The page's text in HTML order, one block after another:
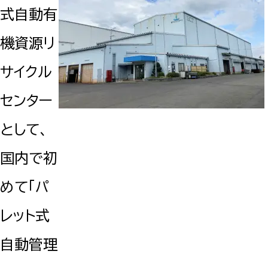
式自動有
機資源リ
サイクル
センター
として、
国内で初
めて「パ
レット式
自動管理